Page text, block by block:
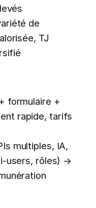
de
TJ
formulaire +
rapide, tarifs
multiples, IA,
users, rôles) →